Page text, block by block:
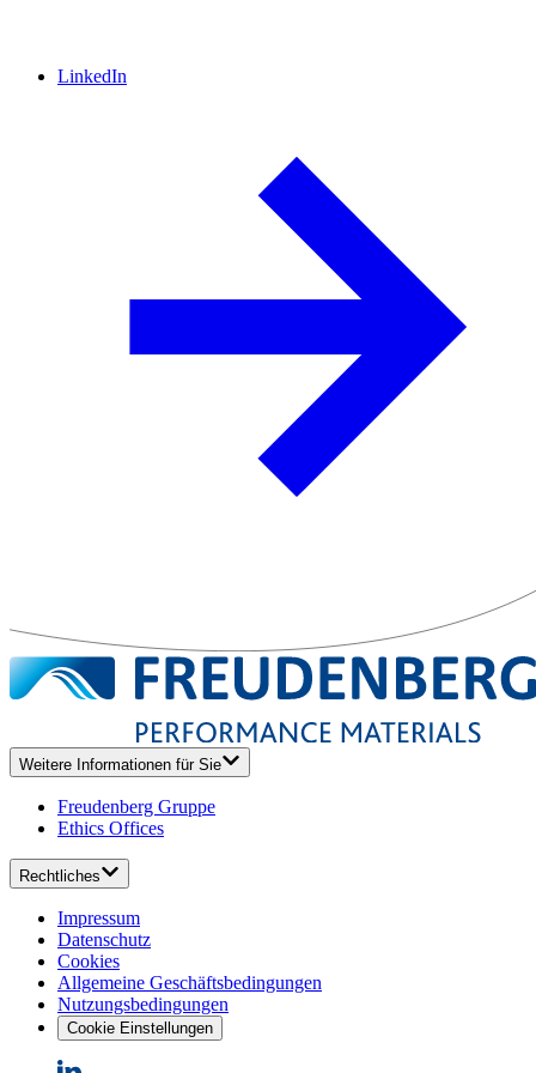
LinkedIn
Weitere Informationen für Sie
Freudenberg Gruppe
Ethics Offices
Rechtliches
Impressum
Datenschutz
Cookies
Allgemeine Geschäftsbedingungen
Nutzungsbedingungen
Cookie Einstellungen